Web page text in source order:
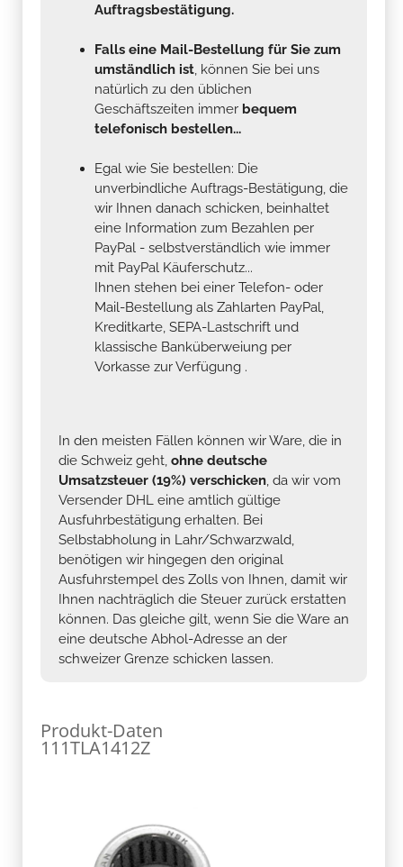
Auftragsbestätigung.
Falls eine Mail-Bestellung für Sie zum
umständlich ist, können Sie bei uns
natürlich zu den üblichen
Geschäftszeiten immer bequem
telefonisch bestellen...
Egal wie Sie bestellen: Die
unverbindliche Auftrags-Bestätigung, die
wir Ihnen danach schicken, beinhaltet
eine Information zum Bezahlen per
PayPal - selbstverständlich wie immer
mit PayPal Käuferschutz...
Ihnen stehen bei einer Telefon- oder
Mail-Bestellung als Zahlarten PayPal,
Kreditkarte, SEPA-Lastschrift und
klassische Banküberweiung per
Vorkasse zur Verfügung .
In den meisten Fällen können wir Ware, die in
die Schweiz geht, ohne deutsche
Umsatzsteuer (19%) verschicken, da wir vom
Versender DHL eine amtlich gültige
Ausfuhrbestätigung erhalten. Bei
Selbstabholung in Lahr/Schwarzwald,
benötigen wir hingegen den original
Ausfuhrstempel des Zolls von Ihnen, damit wir
Ihnen nachträglich die Steuer zurück erstatten
können. Das gleiche gilt, wenn Sie die Ware an
eine deutsche Abhol-Adresse an der
schweizer Grenze schicken lassen.
Produkt-Daten
111TLA1412Z